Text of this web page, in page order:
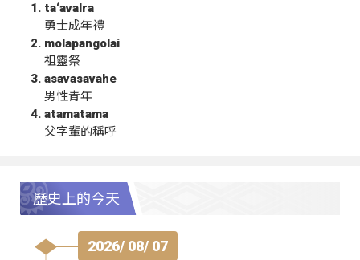
ta‘avalra
勇士成年禮
molapangolai
祖靈祭
asavasavahe
男性青年
atamatama
父字輩的稱呼
歷史上的今天
2026/ 08/ 07